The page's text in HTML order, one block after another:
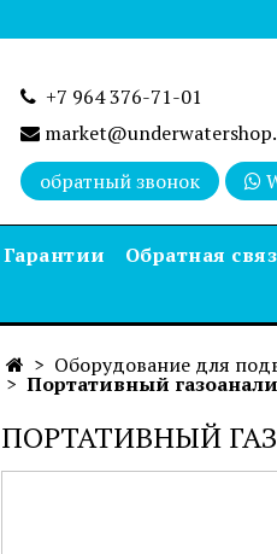
+7 964 376-71-01
обратный звонок
Гарантии Обратная
Оборудование для
Портативный
ПОРТАТИВНЫЙ